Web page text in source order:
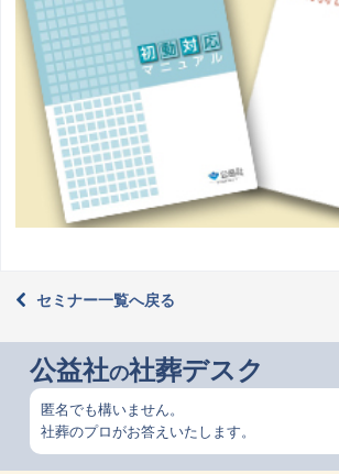
セミナー一覧へ戻る
公益社の社葬デスク
匿名でも構いません。
社葬のプロがお答えいたします。